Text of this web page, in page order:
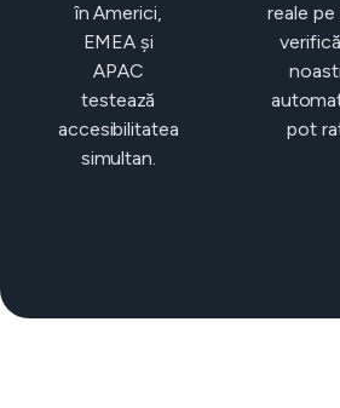
în Americi,
EMEA și
APAC
testează
accesibilitatea
simultan.
reale pe
pot